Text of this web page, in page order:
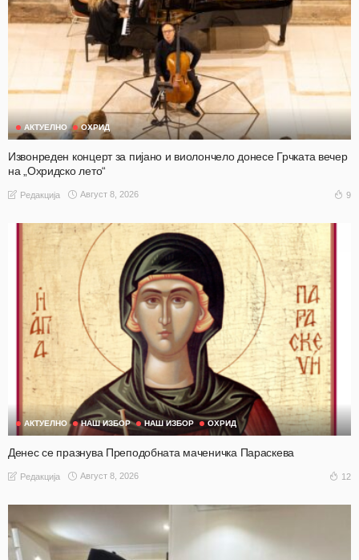
АКТУЕЛНО ОХРИД
Извонреден концерт за пијано и виолончело донесе Грчката вечер
на „Охридско лето“
Редакција Август 8, 2026 9
АКТУЕЛНО НАШ ИЗБОР НАШ ИЗБОР ОХРИД
Денес се празнува Преподобната маченичка Параскева
Редакција Август 8, 2026 12